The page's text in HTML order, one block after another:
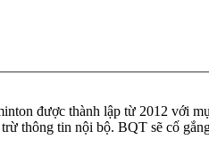
được thành lập từ 2012 với
thông tin nội bộ. BQT sẽ cố